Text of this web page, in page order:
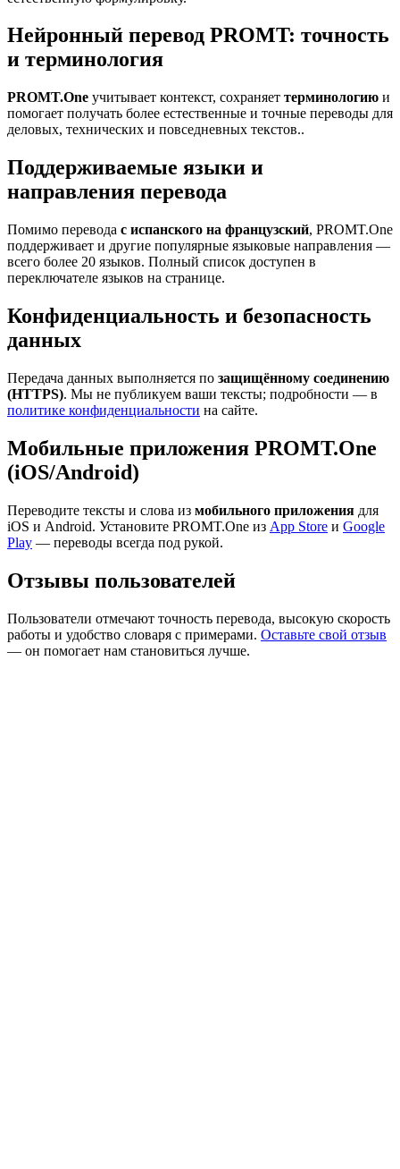
Нейронный перевод PROMT: точность
и терминология
PROMT.One учитывает контекст, сохраняет терминологию и
помогает получать более естественные и точные переводы для
деловых, технических и повседневных текстов..
Поддерживаемые языки и
направления перевода
Помимо перевода с испанского на французский, PROMT.One
поддерживает и другие популярные языковые направления —
всего более 20 языков. Полный список доступен в
переключателе языков на странице.
Конфиденциальность и безопасность
данных
Передача данных выполняется по защищённому соединению
(HTTPS). Мы не публикуем ваши тексты; подробности — в
политике конфиденциальности на сайте.
Мобильные приложения PROMT.One
(iOS/Android)
Переводите тексты и слова из мобильного приложения для
iOS и Android. Установите PROMT.One из App Store и Google
Play — переводы всегда под рукой.
Отзывы пользователей
Пользователи отмечают точность перевода, высокую скорость
работы и удобство словаря с примерами. Оставьте свой отзыв
— он помогает нам становиться лучше.